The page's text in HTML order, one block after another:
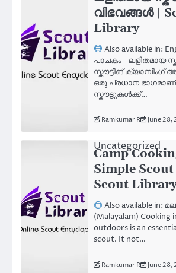
വിഭവങ്ങൾ |
Library
Also available in:
പാചകം – ലളിതമായ
സ്കൗട്ടിങ് ക്യാമ്പിംഗ്
ഒരു പ്രധാന ഭാഗമാണ്
സ്കൗട്ടുകൾക്ക്…
Ramkumar R June 28,
Uncategorized
Camp
Simple Scout
Scout
Also available in:
(Malayalam) Cooking
outdoors is an
scout. It not…
Ramkumar R June 28,